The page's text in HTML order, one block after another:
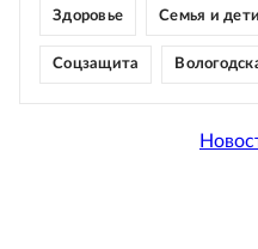
Здоровье Семья и дети
Соцзащита